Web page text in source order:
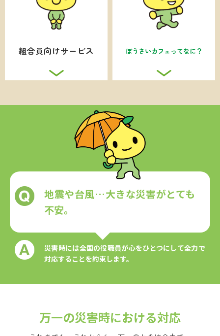
日々の 暮らしも
守ってくれる？
ぼうさいカフェ ってなに？
地震や台風…大きな災害がとても
不安。
災害時には全国の役職員が心をひとつにして全力で
対応することを約束します。
万一の災害時における対応